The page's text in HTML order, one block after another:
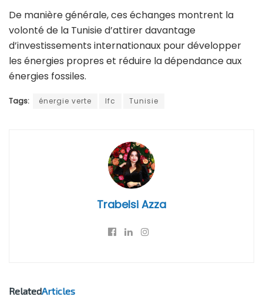
De manière générale, ces échanges montrent la
volonté de la Tunisie d’attirer davantage
d’investissements internationaux pour développer
les énergies propres et réduire la dépendance aux
énergies fossiles.
Tags: énergie verte Ifc Tunisie
Trabelsi Azza
RelatedArticles